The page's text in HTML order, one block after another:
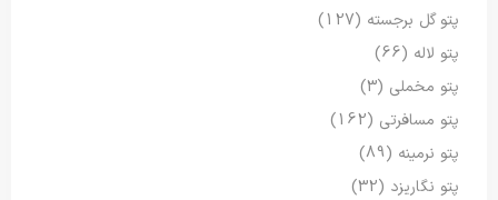
پتو گل برجسته (127)
پتو لاله (66)
پتو مخملی (3)
پتو مسافرتی (162)
پتو نرمینه (89)
پتو نگاریزد (32)